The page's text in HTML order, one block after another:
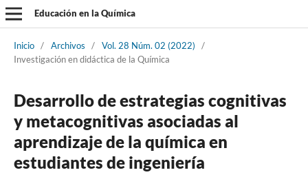
Educación en la Química
Inicio / Archivos / Vol. 28 Núm. 02 (2022)
/
Investigación en didáctica de la Química
Desarrollo de estrategias cognitivas
y metacognitivas asociadas al
aprendizaje de la química en
estudiantes de ingeniería